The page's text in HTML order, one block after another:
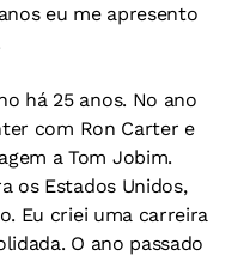
eu me apresento
há 25 anos. No ano
com Ron Carter e
a Tom Jobim.
os Estados Unidos,
Eu criei uma carreira
O ano passado